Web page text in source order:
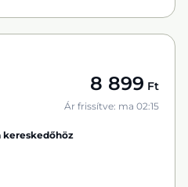
8 899 Ft
Ár frissítve: ma 02:15
kereskedőhöz